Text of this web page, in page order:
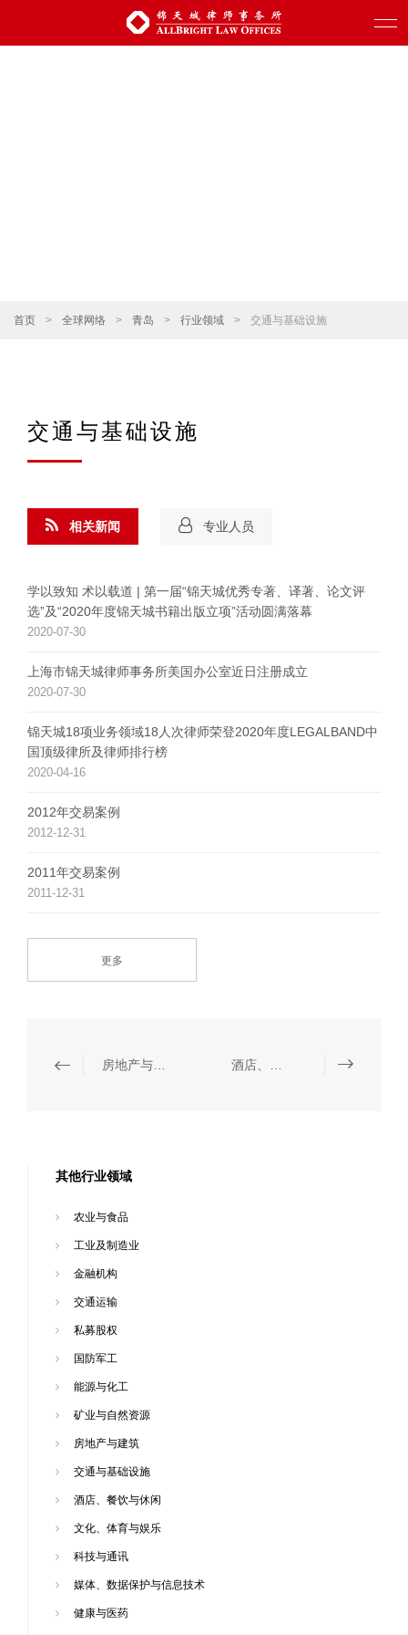
首页 > 全球网络 > 青岛 > 行业领域 > 交通与基础设施
交通与基础设施
相关新闻
学以致知 术以载道 | 第一届“锦天城优秀专著、译著、论文评
选”及“2020年度锦天城书籍出版立项”活动圆满落幕
2020-07-30
上海市锦天城律师事务所美国办公室近日注册成立
2020-07-30
锦天城18项业务领域18人次律师荣登2020年度LEGALBAND中
国顶级律所及律师排行榜
2020-04-16
2012年交易案例
2012-12-31
2011年交易案例
2011-12-31
更多
专业人员
其他行业领域
农业与食品
工业及制造业
金融机构
交通运输
私募股权
国防军工
能源与化工
矿业与自然资源
房地产与建筑
交通与基础设施
酒店、餐饮与休闲
文化、体育与娱乐
科技与通讯
媒体、数据保护与信息技术
健康与医药